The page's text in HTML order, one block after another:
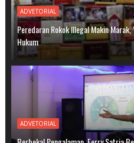
ADVETORIAL
Peredaran Rokok Illegal Makin
Hukum
ADVETORIAL